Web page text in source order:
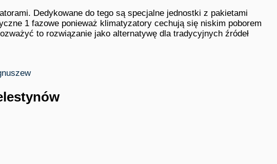
Dedykowane do tego są specjalne jednostki z pakietami
1 fazowe ponieważ klimatyzatory cechują się niskim poborem
to rozwiązanie jako alternatywę dla tradycyjnych źródeł